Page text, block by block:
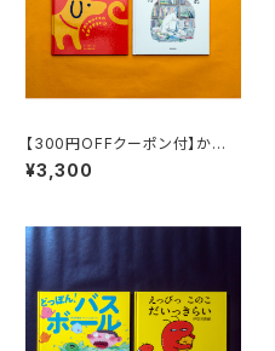
【300円OFFクーポン付】かわ
いすぎる犬『ほんを よむ いぬ』
『ナガスギルイヌのながすぎるた
¥3,300